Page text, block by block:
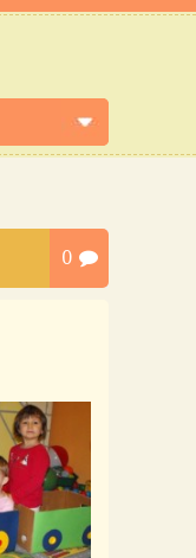
0